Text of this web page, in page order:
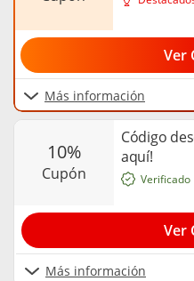
Más información
Ver
10%
cupón
Código
aquí!
Más información
Verificado
Ver